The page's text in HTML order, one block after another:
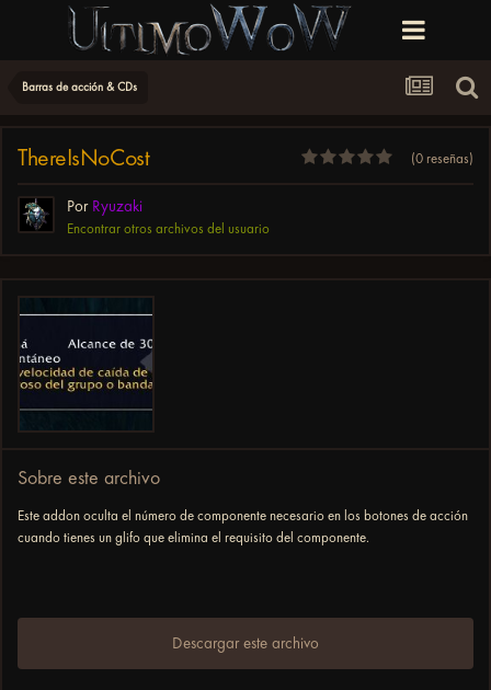
Barras de acción & CDs
ThereIsNoCost (0 reseñas)
Por Ryuzaki
Encontrar otros archivos del usuario
Sobre este archivo
Este addon oculta el número de componente necesario en los botones de acción
cuando tienes un glifo que elimina el requisito del componente.
Descargar este archivo